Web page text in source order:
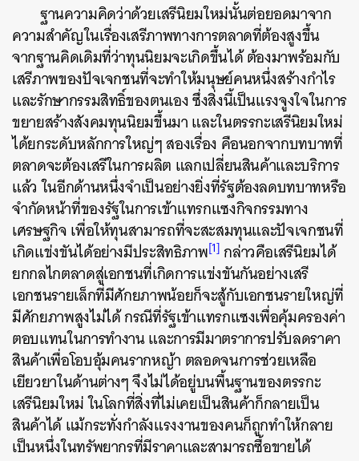
ฐานความคิดว่าด้วยเสรีนิยมใหม่นั้นต่อยอดมาจาก
ความสำคัญในเรื่องเสรีภาพทางการตลาดที่ต้องสูงขึ้น
จากฐานคิดเดิมที่ว่าทุนนิยมจะเกิดขึ้นได้ ต้องมาพร้อมกับ
เสรีภาพของปัจเจกชนที่จะทำให้มนุษย์คนหนึ่งสร้างกำไร
และรักษากรรมสิทธิ์ของตนเอง ซึ่งสิ่งนี้เป็นแรงจูงใจในการ
ขยายสร้างสังคมทุนนิยมขึ้นมา และในตรรกะเสรีนิยมใหม่
ได้ยกระดับหลักการใหญ่ๆ สองเรื่อง คือนอกจากบทบาทที่
ตลาดจะต้องเสรีในการผลิต แลกเปลี่ยนสินค้าและบริการ
แล้ว ในอีกด้านหนึ่งจำเป็นอย่างยิ่งที่รัฐต้องลดบทบาทหรือ
จำกัดหน้าที่ของรัฐในการเข้าแทรกแซงกิจกรรมทาง
เศรษฐกิจ เพื่อให้ทุนสามารถที่จะสะสมทุนและปัจเจกชนที่
เกิดแข่งขันได้อย่างมีประสิทธิภาพ[1] กล่าวคือเสรีนิยมได้
ยกกลไกตลาดสู่เอกชนที่เกิดการแข่งขันกันอย่างเสรี
เอกชนรายเล็กที่มีศักยภาพน้อยก็จะสู้กับเอกชนรายใหญ่ที่
มีศักยภาพสูงไม่ได้ กรณีที่รัฐเข้าแทรกแซงเพื่อคุ้มครองค่า
ตอบแทนในการทำงาน และการมีมาตราการปรับลดราคา
สินค้าเพื่อโอบอุ้มคนรากหญ้า ตลอดจนการช่วยเหลือ
เยียวยาในด้านต่างๆ จึงไม่ได้อยู่บนพื้นฐานของตรรกะ
เสรีนิยมใหม่ ในโลกที่สิ่งที่ไม่เคยเป็นสินค้าก็กลายเป็น
สินค้าได้ แม้กระทั่งกำลังแรงงานของคนก็ถูกทำให้กลาย
เป็นหนึ่งในทรัพยากรที่มีราคาและสามารถซื้อขายได้